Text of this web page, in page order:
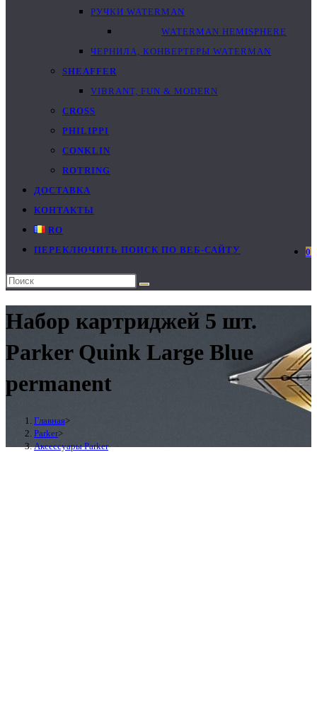
РУЧКИ WATERMAN
WATERMAN HEMISPHERE
ЧЕРНИЛА, КОНВЕРТЕРЫ WATERMAN
SHEAFFER
VIBRANT, FUN & MODERN
CROSS
PHILIPPI
CONKLIN
ROTRING
ДОСТАВКА
КОНТАКТЫ
RO
0
ПЕРЕКЛЮЧИТЬ ПОИСК ПО ВЕБ-САЙТУ
Набор картриджей 5 шт.
Parker Quink Large Blue
permanent
Главная>
Parker>
Аксессуары Parker